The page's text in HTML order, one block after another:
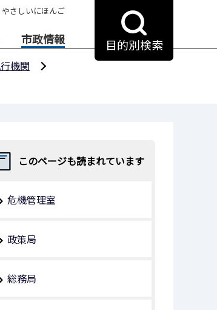
やさしいにほんご
市政情報 目的別検索
機関
このページも読まれています
危機管理室
政策局
総務局